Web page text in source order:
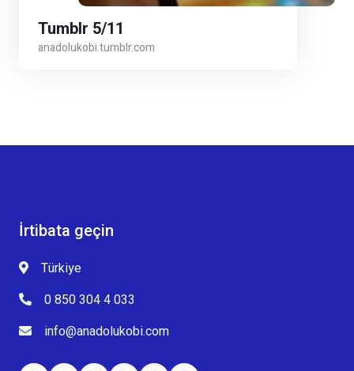
Tumblr 5/11
anadolukobi.tumblr.com
İrtibata geçin
Türkiye
0 850 304 4 033
info@anadolukobi.com